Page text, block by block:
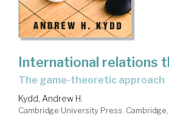
International relations
the game-theoretic approach
Kydd, Andrew H.
Cambridge University Press.